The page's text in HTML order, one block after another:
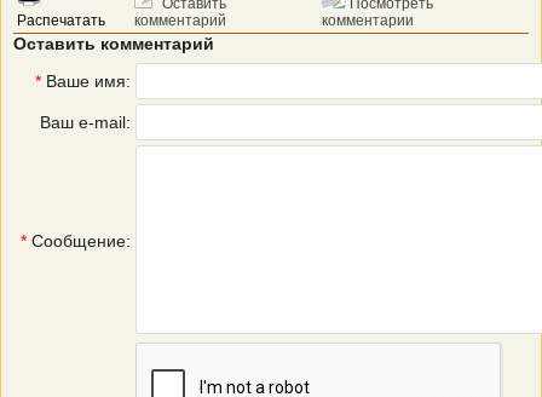
Распечатать
Оставить
комментарий
Посмотреть
комментарии
Оставить комментарий
* Ваше имя:
Ваш e-mail:
* Сообщение: